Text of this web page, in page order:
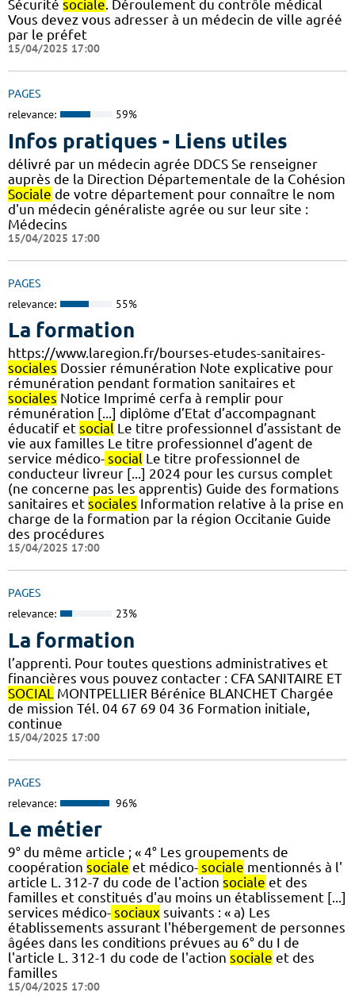
Sécurité sociale. Déroulement du contrôle médical
Vous devez vous adresser à un médecin de ville agréé
par le préfet
15/04/2025 17:00
PAGES
relevance: 59%
Infos pratiques - Liens utiles
délivré par un médecin agrée DDCS Se renseigner
auprès de la Direction Départementale de la Cohésion
Sociale de votre département pour connaître le nom
d'un médecin généraliste agrée ou sur leur site :
Médecins
15/04/2025 17:00
PAGES
relevance: 55%
La formation
https://www.laregion.fr/bourses-etudes-sanitaires-
sociales Dossier rémunération Note explicative pour
rémunération pendant formation sanitaires et
sociales Notice Imprimé cerfa à remplir pour
rémunération [...] diplôme d’Etat d’accompagnant
éducatif et social Le titre professionnel d’assistant de
vie aux familles Le titre professionnel d’agent de
service médico- social Le titre professionnel de
conducteur livreur [...] 2024 pour les cursus complet
(ne concerne pas les apprentis) Guide des formations
sanitaires et sociales Information relative à la prise en
charge de la formation par la région Occitanie Guide
des procédures
15/04/2025 17:00
PAGES
relevance: 23%
La formation
l’apprenti. Pour toutes questions administratives et
financières vous pouvez contacter : CFA SANITAIRE ET
SOCIAL MONTPELLIER Bérénice BLANCHET Chargée
de mission Tél. 04 67 69 04 36 Formation initiale,
continue
15/04/2025 17:00
PAGES
relevance: 96%
Le métier
9° du même article ; « 4° Les groupements de
coopération sociale et médico- sociale mentionnés à l'
article L. 312-7 du code de l'action sociale et des
familles et constitués d'au moins un établissement [...]
services médico- sociaux suivants : « a) Les
établissements assurant l'hébergement de personnes
âgées dans les conditions prévues au 6° du I de
l'article L. 312-1 du code de l'action sociale et des
familles
15/04/2025 17:00